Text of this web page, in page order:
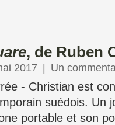
, de Ruben
2017 Un
- Christian est
suédois. Un
portable et son